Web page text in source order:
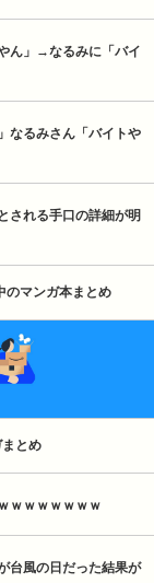
ん」→なるみに「バイ
なるみさん「バイトや
される手口の詳細が明
のマンガ本まとめ
とめ
ｗｗｗｗｗｗｗ
台風の日だった結果が